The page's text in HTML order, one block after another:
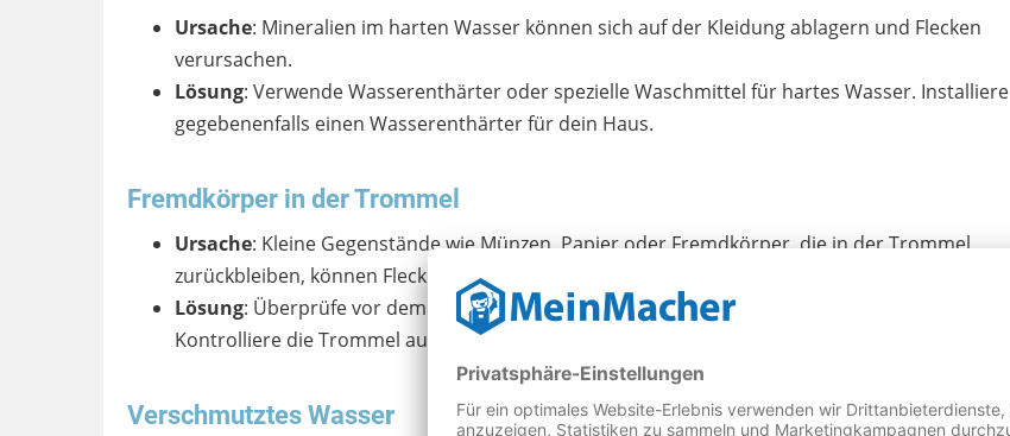
Ursache: Mineralien im harten Wasser können sich auf der Kleidung ablagern und Flecken
verursachen.
Lösung: Verwende Wasserenthärter oder spezielle Waschmittel für hartes Wasser. Installiere
gegebenenfalls einen Wasserenthärter für dein Haus.
Fremdkörper in der Trommel
Ursache: Kleine Gegenstände wie Münzen, Papier oder Fremdkörper, die in der Trommel
zurückbleiben, können Flecken verursachen.
Lösung: Überprüfe vor dem Waschen alle Taschen und entferne lose Gegenstände.
Kontrolliere die Trommel auf Fremdkörper.
Verschmutztes Wasser